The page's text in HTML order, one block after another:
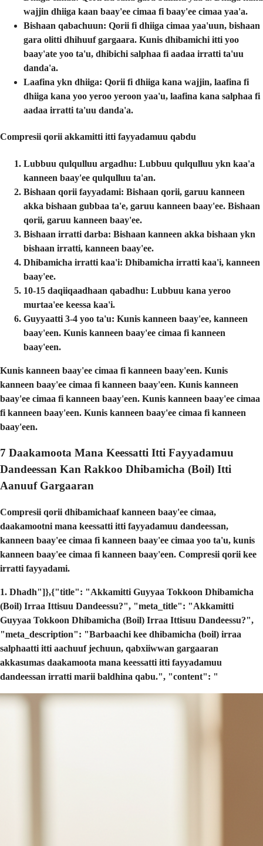
wajjin dhiiga kaan baay'ee cimaa fi baay'ee cimaa yaa'a.
Bishaan qabachuun: Qorii fi dhiiga cimaa yaa'uun, bishaan
gara olitti dhihuuf gargaara. Kunis dhibamichi itti yoo
baay'ate yoo ta'u, dhibichi salphaa fi aadaa irratti ta'uu
danda'a.
Laafina ykn dhiiga: Qorii fi dhiiga kana wajjin, laafina fi
dhiiga kana yoo yeroo yeroon yaa'u, laafina kana salphaa fi
aadaa irratti ta'uu danda'a.
Compresii qorii akkamitti itti fayyadamuu qabdu
Lubbuu qulqulluu argadhu: Lubbuu qulqulluu ykn kaa'a
kanneen baay'ee qulqulluu ta'an.
Bishaan qorii fayyadami: Bishaan qorii, garuu kanneen
akka bishaan gubbaa ta'e, garuu kanneen baay'ee. Bishaan
qorii, garuu kanneen baay'ee.
Bishaan irratti darba: Bishaan kanneen akka bishaan ykn
bishaan irratti, kanneen baay'ee.
Dhibamicha irratti kaa'i: Dhibamicha irratti kaa'i, kanneen
baay'ee.
10-15 daqiiqaadhaan qabadhu: Lubbuu kana yeroo
murtaa'ee keessa kaa'i.
Guyyaatti 3-4 yoo ta'u: Kunis kanneen baay'ee, kanneen
baay'een. Kunis kanneen baay'ee cimaa fi kanneen
baay'een.
Kunis kanneen baay'ee cimaa fi kanneen baay'een. Kunis
kanneen baay'ee cimaa fi kanneen baay'een. Kunis kanneen
baay'ee cimaa fi kanneen baay'een. Kunis kanneen baay'ee cimaa
fi kanneen baay'een. Kunis kanneen baay'ee cimaa fi kanneen
baay'een.
7 Daakamoota Mana Keessatti Itti Fayyadamuu
Dandeessan Kan Rakkoo Dhibamicha (Boil) Itti
Aanuuf Gargaaran
Compresii qorii dhibamichaaf kanneen baay'ee cimaa,
daakamootni mana keessatti itti fayyadamuu dandeessan,
kanneen baay'ee cimaa fi kanneen baay'ee cimaa yoo ta'u, kunis
kanneen baay'ee cimaa fi kanneen baay'een. Compresii qorii kee
irratti fayyadami.
1. Dhadh"]},{"title": "Akkamitti Guyyaa Tokkoon Dhibamicha
(Boil) Irraa Ittisuu Dandeessu?", "meta_title": "Akkamitti
Guyyaa Tokkoon Dhibamicha (Boil) Irraa Ittisuu Dandeessu?",
"meta_description": "Barbaachi kee dhibamicha (boil) irraa
salphaatti itti aachuuf jechuun, qabxiiwwan gargaaran
akkasumas daakamoota mana keessatti itti fayyadamuu
dandeessan irratti marii baldhina qabu.", "content": "